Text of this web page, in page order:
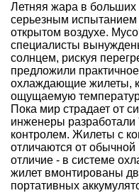
Летняя жара в больших
серьезным
открытом воздухе.
специалисты
солнцем, рискуя
предложили
охлаждающие жилеты,
ощущаемую
Пока мир страдает от
инженеры
контролем. Жилеты с
отличаются от
отличие - в системе
жилет вмонтированы
портативных